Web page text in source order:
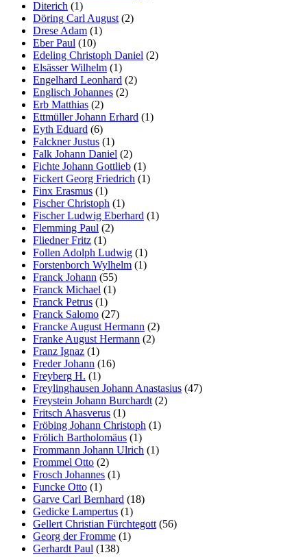
Diterich (1)
Döring Carl August (2)
Drese Adam (1)
Eber Paul (10)
Edeling Christoph Daniel (2)
Elsässer Wilhelm (1)
Engelhard Leonhard (2)
Englisch Johannes (2)
Erb Matthias (2)
Ettmüller Johann Erhard (1)
Eyth Eduard (6)
Falckner Justus (1)
Falk Johann Daniel (2)
Fichte Johann Gottlieb (1)
Fickert Georg Friedrich (1)
Finx Erasmus (1)
Fischer Christoph (1)
Fischer Ludwig Eberhard (1)
Flemming Paul (2)
Fliedner Fritz (1)
Follen Adolph Ludwig (1)
Forstenborch Wylhelm (1)
Franck Johann (55)
Franck Michael (1)
Franck Petrus (1)
Franck Salomo (27)
Francke August Hermann (2)
Franke August Hermann (2)
Franz Ignaz (1)
Freder Johann (16)
Freyberg H. (1)
Freylinghausen Johann Anastasius (47)
Freystein Johann Burchardt (2)
Fritsch Ahasverus (1)
Fröbing Johann Christoph (1)
Frölich Bartholomäus (1)
Frommann Johann Ulrich (1)
Frommel Otto (2)
Frosch Johannes (1)
Funcke Otto (1)
Garve Carl Bernhard (18)
Gedicke Lampertus (1)
Gellert Christian Fürchtegott (56)
Georg der Fromme (1)
Gerhardt Paul (138)